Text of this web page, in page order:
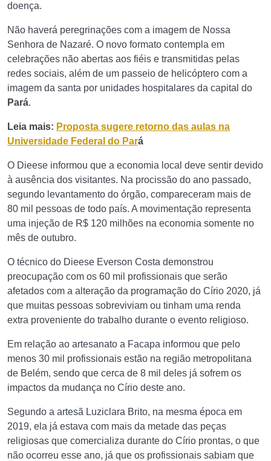
doença.
Não haverá peregrinações com a imagem de Nossa
Senhora de Nazaré. O novo formato contempla em
celebrações não abertas aos fiéis e transmitidas pelas
redes sociais, além de um passeio de helicóptero com a
imagem da santa por unidades hospitalares da capital do
Pará.
Leia mais: Proposta sugere retorno das aulas na
Universidade Federal do Pará
O Dieese informou que a economia local deve sentir devido
à ausência dos visitantes. Na procissão do ano passado,
segundo levantamento do órgão, compareceram mais de
80 mil pessoas de todo país. A movimentação representa
uma injeção de R$ 120 milhões na economia somente no
mês de outubro.
O técnico do Dieese Everson Costa demonstrou
preocupação com os 60 mil profissionais que serão
afetados com a alteração da programação do Círio 2020, já
que muitas pessoas sobreviviam ou tinham uma renda
extra proveniente do trabalho durante o evento religioso.
Em relação ao artesanato a Facapa informou que pelo
menos 30 mil profissionais estão na região metropolitana
de Belém, sendo que cerca de 8 mil deles já sofrem os
impactos da mudança no Círio deste ano.
Segundo a artesã Luziclara Brito, na mesma época em
2019, ela já estava com mais da metade das peças
religiosas que comercializa durante do Círio prontas, o que
não ocorreu esse ano, já que os profissionais sabiam que